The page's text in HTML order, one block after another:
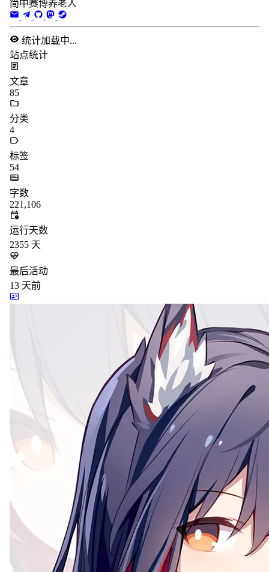
简中赛博养老人
统计加载中...
站点统计
文章
85
分类
4
标签
54
字数
221,106
运行天数
2355 天
最后活动
13 天前